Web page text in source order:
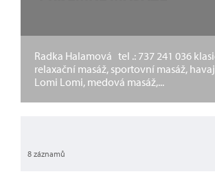
Radka Halamová tel .: 737 241 036
relaxační masáž, sportovní masáž,
Lomi Lomi, medová masáž,...
8 záznamů